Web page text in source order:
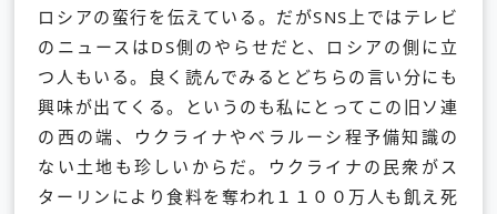
ロシアの蛮行を伝えている。だがSNS上ではテレビ
のニュースはDS側のやらせだと、ロシアの側に立
つ人もいる。良く読んでみるとどちらの言い分にも
興味が出てくる。というのも私にとってこの旧ソ連
の西の端、ウクライナやベラルーシ程予備知識の
ない土地も珍しいからだ。ウクライナの民衆がス
ターリンにより食料を奪われ１１００万人も飢え死